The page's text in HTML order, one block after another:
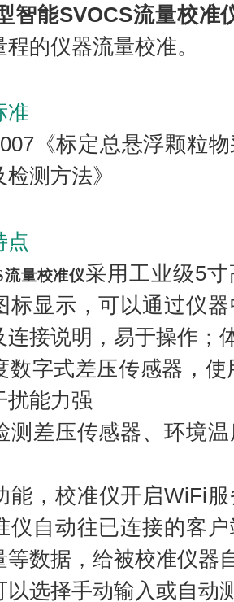
智能SVOCS流量校准
的仪器流量校准。
准
《标定总悬浮颗粒
测方法》
点
流量校准仪采用工业级5
标显示，可以通过仪
连接说明，易于操作；
数字式差压传感器，
扰能力强
测差压传感器、环境
能，校准仪开启WiFi
仪自动往已连接的客
等数据，给被校准仪器
以选择手动输入或自动